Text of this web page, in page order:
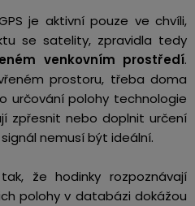
je aktivní pouze ve chvíli,
se satelity, zpravidla tedy
venkovním prostředí.
prostoru, třeba doma
určování polohy technologie
zpřesnit nebo doplnit určení
nemusí být ideální.
že hodinky rozpoznávají
polohy v databázi dokážou